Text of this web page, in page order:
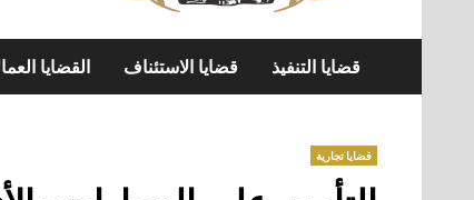
قضايا التنفيذ قضايا الاستئناف القضايا
قضايا تجارية